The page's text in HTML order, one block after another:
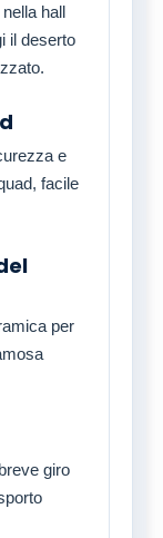
hall
il deserto
e
facile
per
giro